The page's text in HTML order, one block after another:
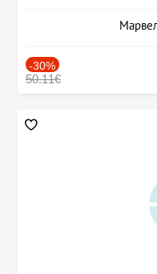
-30%
50.11€